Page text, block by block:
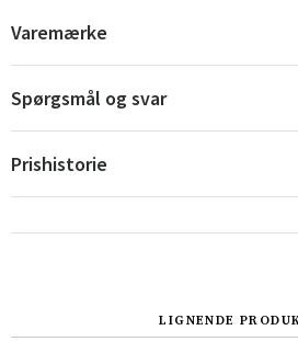
Sverige
Varemærke
Spørgsmål og svar
Prishistorie
LIGNENDE